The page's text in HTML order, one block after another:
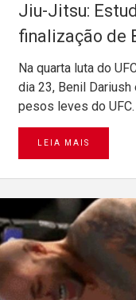
Jiu-Jitsu:
finalização de
Na quarta luta do
dia 23, Benil
pesos leves do
LEIA MAIS